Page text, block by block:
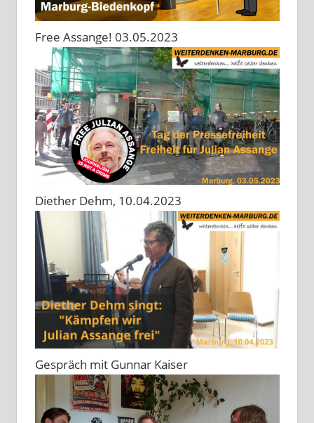
Free Assange! 03.05.2023
Diether Dehm, 10.04.2023
Gespräch mit Gunnar Kaiser